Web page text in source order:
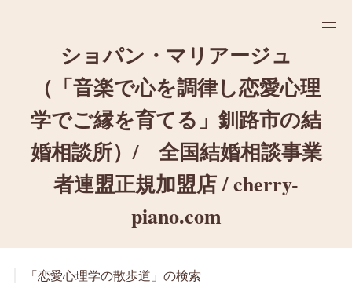
ショパン・マリアージュ
（「音楽で心を調律し恋愛心理
学でご縁を育てる」釧路市の結
婚相談所）/ 全国結婚相談事業
者連盟正規加盟店 / cherry-
piano.com
「恋愛心理学の散歩道」の検索